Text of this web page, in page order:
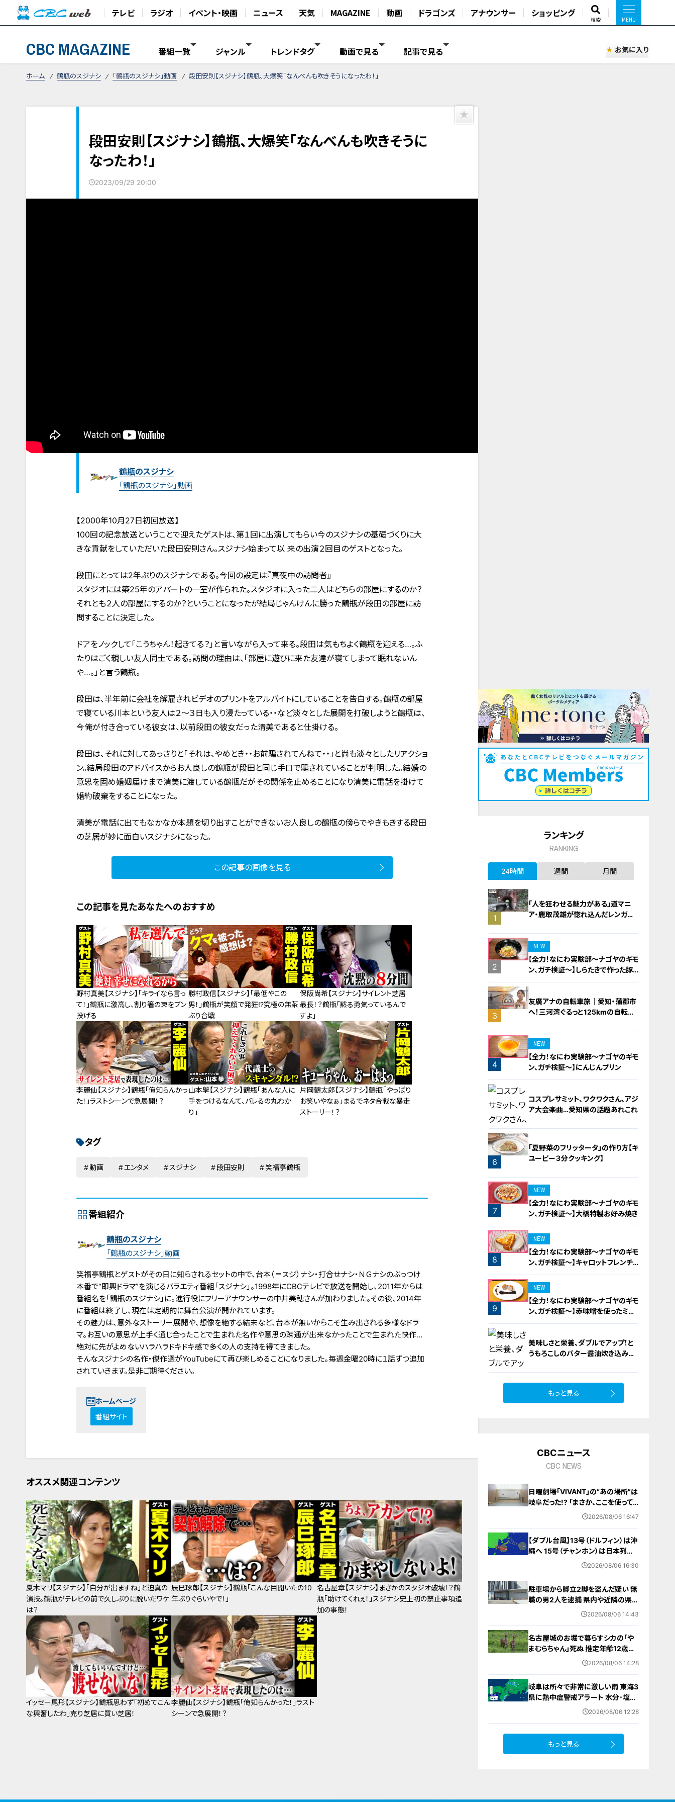
テレビ ラジオ イベント・映画 ニュース 天気 MAGAZINE 動画 ドラゴンズ アナウンサー ショッピング
検索
CBC MAGAZINE 番組一覧 ジャンル トレンドタグ 動画で見る 記事で見る お気に入り
ホーム 鶴瓶のスジナシ 「鶴瓶のスジナシ」動画 段田安則【スジナシ】鶴瓶、大爆笑「なんべんも吹きそうになったわ！」
段田安則【スジナシ】鶴瓶、大爆笑「なんべんも吹きそうに
なったわ！」
2023/09/29 20:00
鶴瓶のスジナシ
「鶴瓶のスジナシ」動画
【2000年10月27日初回放送】
100回の記念放送ということで迎えたゲストは、第１回に出演してもらい今のスジナシの基礎づくりに大
きな貢献をしていただいた段田安則さん。スジナシ始まって以 来の出演２回目のゲストとなった。
段田にとっては2年ぶりのスジナシである。今回の設定は『真夜中の訪問者』
スタジオには築25年のアパートの一室が作られた。スタジオに入った二人はどちらの部屋にするのか？
それとも２人の部屋にするのか？ということになったが結局じゃんけんに勝った鶴瓶が段田の部屋に訪
問することに決定した。
ドアをノックして「こうちゃん！起きてる？」と言いながら入って来る。段田は気もちよく鶴瓶を迎える…。ふ
たりはごく親しい友人同士である。訪問の理由は、「部屋に遊びに来た友達が寝てしまって眠れないん
や…。」と言う鶴瓶。
段田は、半年前に会社を解雇されビデオのプリントをアルバイトにしていることを告白する。鶴瓶の部屋
で寝ている川本という友人は２～３日も入り浸たっている・・など淡々とした展開を打破しようと鶴瓶は、
今俺が付き合っている彼女は、以前段田の彼女だった清美であると仕掛ける。
段田は、それに対してあっさりと「それは、やめとき・・お前騙されてんねて・・」と尚も淡々としたリアクショ
ン。結局段田のアドバイスからお人良しの鶴瓶が段田と同じ手口で騙されていることが判明した。結婚の
意思を固め婚姻届けまで清美に渡している鶴瓶だがその関係を止めることになり清美に電話を掛けて
婚約破棄をすることになった。
清美が電話に出てもなかなか本題を切り出すことができないお人良しの鶴瓶の傍らでやきもきする段田
の芝居が妙に面白いスジナシになった。
この記事の画像を見る
この記事を見たあなたへのおすすめ
野村真美【スジナシ】「キライなら言っ
て！」鶴瓶に激高し、割り箸の束をブン
投げる
勝村政信【スジナシ】「最低やこの
男！」鶴瓶が笑顔で発狂!?究極の無茶
ぶり合戦
保阪尚希【スジナシ】サイレント芝居
最長！？鶴瓶「黙る勇気っているんで
すよ」
李麗仙【スジナシ】鶴瓶「俺知らんかっ
た！」ラストシーンで急展開！？
山本學【スジナシ】鶴瓶「あんな人に
手をつけるなんて、バレるの丸わか
り」
片岡鶴太郎【スジナシ】鶴瓶「やっぱり
お笑いやなぁ」まるでネタ合戦な暴走
ストーリー！？
タグ
動画 エンタメ スジナシ 段田安則 笑福亭鶴瓶
番組紹介
鶴瓶のスジナシ
「鶴瓶のスジナシ」動画
笑福亭鶴瓶とゲストがその日に知らされるセットの中で、台本（＝スジ）ナシ・打合せナシ・ＮＧナシのぶっつけ
本番で“即興ドラマ”を演じるバラエティ番組「スジナシ」。1998年にCBCテレビで放送を開始し、2011年からは
番組名を「鶴瓶のスジナシ」に。進行役にフリーアナウンサーの中井美穂さんが加わりました。その後、2014年
に番組は終了し、現在は定期的に舞台公演が開かれています。
その魅力は、意外なストーリー展開や、想像を絶する結末など、台本が無いからこそ生み出される多様なドラ
マ。お互いの意思が上手く通じ合ったことで生まれた名作や意思の疎通が出来なかったことで生まれた快作…
絶対に先がよめないハラハラドキドキ感で多くの人の支持を得てきました。
そんなスジナシの名作・傑作選がYouTubeにて再び楽しめることになりました。毎週金曜20時に１話ずつ追加
されていきます。是非ご期待ください。
ホームページ
番組サイト
オススメ関連コンテンツ
夏木マリ【スジナシ】「自分が出ますね」と迫真の
演技。鶴瓶がテレビの前で久しぶりに脱いだワケ
は？
辰巳琢郎【スジナシ】鶴瓶「こんな目開いたの10
年ぶりぐらいやで！」
名古屋章【スジナシ】まさかのスタジオ破壊！？鶴
瓶「助けてくれぇ！」スジナシ史上初の禁止事項追
加の事態！
イッセー尾形【スジナシ】鶴瓶思わず「初めてこん
な興奮したわ」売り芝居に買い芝居！
李麗仙【スジナシ】鶴瓶「俺知らんかった！」ラスト
シーンで急展開！？
ランキング
RANKING
24時間 週間 月間
1
「人を狂わせる魅力がある」道マニ
ア・鹿取茂雄が惚れ込んだレンガの
2
NEW
【全力！なにわ実験部～ナゴヤのギモ
ン、ガチ検証～】しらたきで作った豚
バラミンチの油そば
3
友廣アナの自転車旅｜愛知・蒲郡市
へ！三河湾ぐるっと125kmの自転車
4
NEW
【全力！なにわ実験部～ナゴヤのギモ
ン、ガチ検証～】にんじんプリン
5
コスプレサミット、ワクワクさん、アジ
ア大会楽曲…愛知県の話題あれこれ
6
「夏野菜のフリッタータ」の作り方【キ
ユーピー３分クッキング】
7
NEW
【全力！なにわ実験部～ナゴヤのギモ
ン、ガチ検証～】大橋特製お好み焼き
8
NEW
【全力！なにわ実験部～ナゴヤのギモ
ン、ガチ検証～】キャロットフレンチ
ロースト
9
NEW
【全力！なにわ実験部～ナゴヤのギモ
ン、ガチ検証～】赤味噌を使ったミル
フィーユ味噌トンカツ
美味しさと栄養、ダブルでアップ！と
うもろこしのバター醤油炊き込みご
もっと見る
CBCニュース
CBC NEWS
日曜劇場｢VIVANT｣の“あの場所”は
岐阜だった!? ｢まさか、ここを使って
いるとは…｣ ロケ地にはファンの姿
2026/08/06 16:47
【ダブル台風】13号（ドルフィン）は沖
縄へ 15号（チャンホン）は日本列島
接近か その後を追う“雨雲”も日本へ
2026/08/06 16:30
駐車場から脚立2脚を盗んだ疑い 無
職の男2人を逮捕 県内や近隣の県で
相次ぐ窃盗事件との関連は… 愛知
2026/08/06 14:43
名古屋城のお堀で暮らすシカの｢や
まむらちゃん｣死ぬ 推定年齢12歳以
上 7月半ばから体調不良 母親とみら
2026/08/06 14:28
岐阜は所々で非常に激しい雨 東海3
県に熱中症警戒アラート 水分･塩分
補給など対策を 愛知･名古屋･岐阜･
2026/08/06 12:28
もっと見る